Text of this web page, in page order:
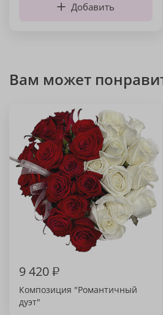
Добавить
Вам может
9 420₽
Композиция "Романтичный
дуэт"